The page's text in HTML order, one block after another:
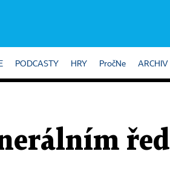
PODCASTY HRY PročNe ARCHIV